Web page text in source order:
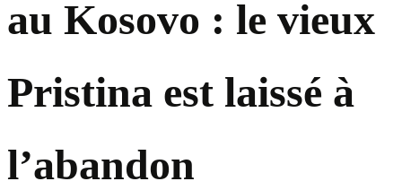
au Kosovo : le vieux
Pristina est laissé à
l’abandon